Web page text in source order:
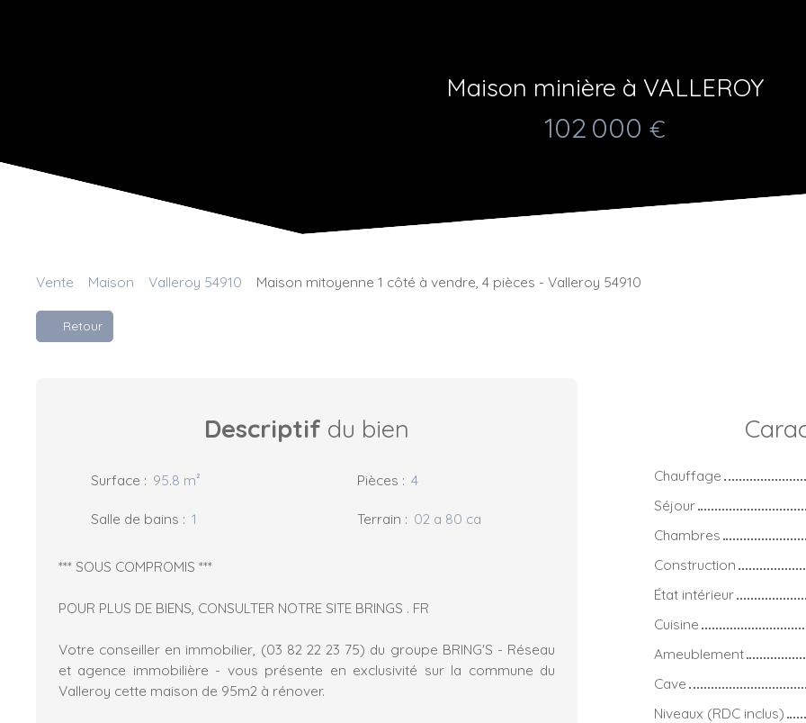
Maison minière à VALLEROY
102 000 €
Vente Maison Valleroy 54910 Maison mitoyenne 1 côté à vendre, 4 pièces - Valleroy 54910
Retour
Descriptif du bien
Surface : 95.8 m² Pièces : 4
Salle de bains : 1 Terrain : 02 a 80 ca
*** SOUS COMPROMIS ***
POUR PLUS DE BIENS, CONSULTER NOTRE SITE BRINGS . FR
Votre conseiller en immobilier, (03 82 22 23 75) du groupe BRING'S - Réseau
et agence immobilière - vous présente en exclusivité sur la commune du
Valleroy cette maison de 95m2 à rénover.
Chauffage
Séjour
Chambres
Construction
État intérieur
Cuisine
Ameublement
Cave
Niveaux (RDC inclus)